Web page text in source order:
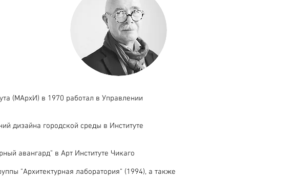
(МАрхИ) в 1970 работал в Управлении
дизайна городской среды в Институте
авангард" в Арт Институте Чикаго
"Архитектурная лаборатория" (1994), а также